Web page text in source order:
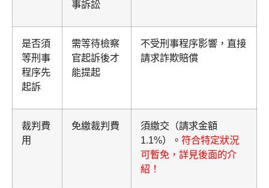
事訴訟
是否須
等刑事
程序先
起訴
需等待檢察
官起訴後才
能提起
不受刑事程序影響，直接
請求詐欺賠償
裁判費
用
免繳裁判費
須繳交（請求金額
1.1%）。 符合特定狀況
可暫免，詳見後面的介
紹！